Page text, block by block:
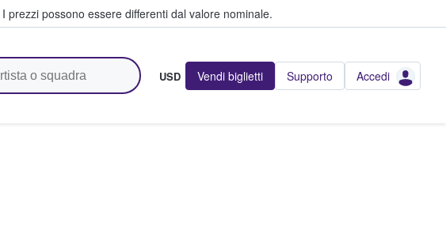
I prezzi possono essere differenti dal valore nominale.
USD Vendi biglietti Supporto Accedi